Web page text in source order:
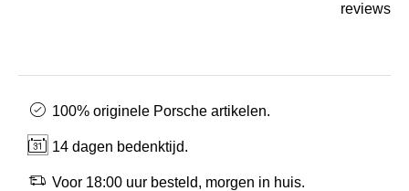
reviews
100% originele Porsche artikelen.
14 dagen bedenktijd.
Voor 18:00 uur besteld, morgen in huis.